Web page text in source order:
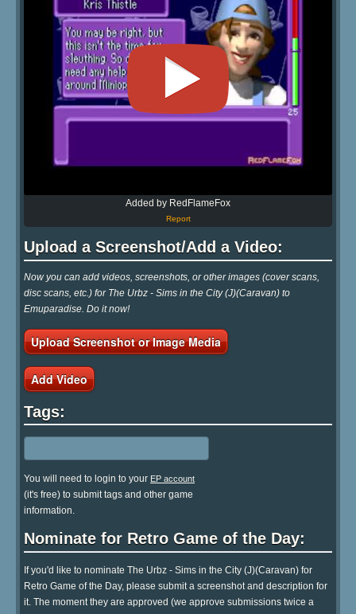
Added by RedFlameFox
Report
Upload a Screenshot/Add a Video:
Now you can add videos, screenshots, or other images (cover scans,
disc scans, etc.) for The Urbz - Sims in the City (J)(Caravan) to
Emuparadise. Do it now!
Upload Screenshot or Image Media
Add Video
Tags:
You will need to login to your EP account
(it's free) to submit tags and other game
information.
Nominate for Retro Game of the Day:
If you'd like to nominate The Urbz - Sims in the City (J)(Caravan) for
Retro Game of the Day, please submit a screenshot and description for
it. The moment they are approved (we approve submissions twice a